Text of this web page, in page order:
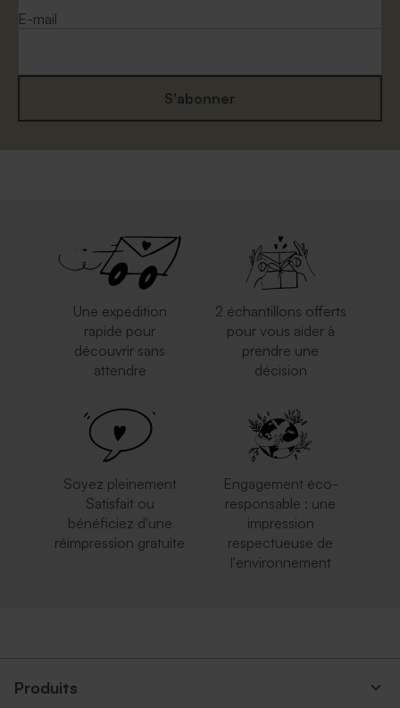
E-mail
S'abonner
Une expédition
rapide pour
découvrir sans
attendre
2 échantillons offerts
pour vous aider à
prendre une
décision
Soyez pleinement
Satisfait ou
bénéficiez d'une
réimpression gratuite
Engagement éco-
responsable : une
impression
respectueuse de
l'environnement
Produits